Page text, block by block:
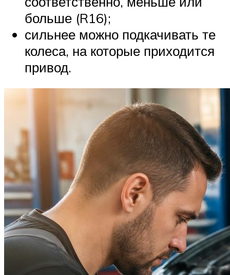
больше (R16);
сильнее можно подкачивать те
колеса, на которые приходится
привод.